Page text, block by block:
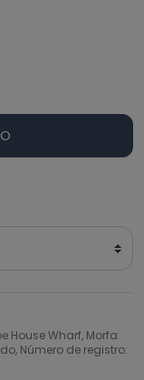
House Wharf, Morfa
Número de registro: